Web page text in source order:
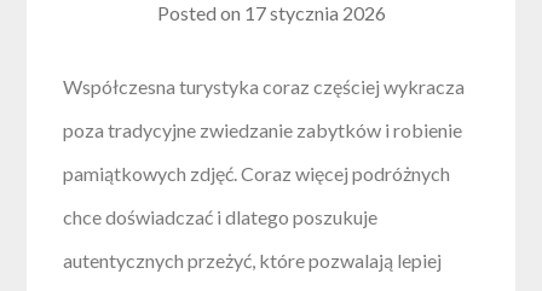
Posted on 17 stycznia 2026
Współczesna turystyka coraz częściej wykracza
poza tradycyjne zwiedzanie zabytków i robienie
pamiątkowych zdjęć. Coraz więcej podróżnych
chce doświadczać i dlatego poszukuje
autentycznych przeżyć, które pozwalają lepiej